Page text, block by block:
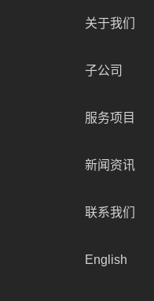
关于我们
子公司
服务项目
新闻资讯
联系我们
English